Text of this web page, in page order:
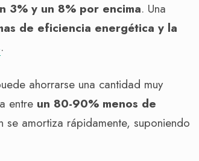
3% y un 8% por encima. Una
de eficiencia energética y la
.
ahorrarse una cantidad muy
entre un 80-90% menos de
se amortiza rápidamente, suponiendo